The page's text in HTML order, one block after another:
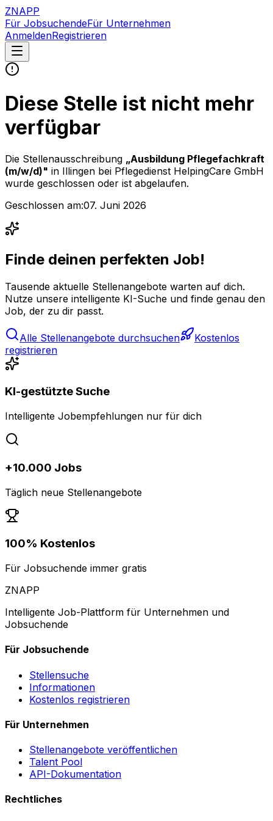
ZNAPP
Für JobsuchendeFür Unternehmen
AnmeldenRegistrieren
Diese Stelle ist nicht mehr
verfügbar
Die Stellenausschreibung „Ausbildung Pflegefachkraft
(m/w/d)" in Illingen bei Pflegedienst HelpingCare GmbH
wurde geschlossen oder ist abgelaufen.
Geschlossen am:07. Juni 2026
Finde deinen perfekten Job!
Tausende aktuelle Stellenangebote warten auf dich.
Nutze unsere intelligente KI-Suche und finde genau den
Job, der zu dir passt.
Alle Stellenangebote durchsuchen
Kostenlos
registrieren
KI-gestützte Suche
Intelligente Jobempfehlungen nur für dich
+10.000 Jobs
Täglich neue Stellenangebote
100% Kostenlos
Für Jobsuchende immer gratis
ZNAPP
Intelligente Job-Plattform für Unternehmen und
Jobsuchende
Für Jobsuchende
Stellensuche
Informationen
Kostenlos registrieren
Für Unternehmen
Stellenangebote veröffentlichen
Talent Pool
API-Dokumentation
Rechtliches